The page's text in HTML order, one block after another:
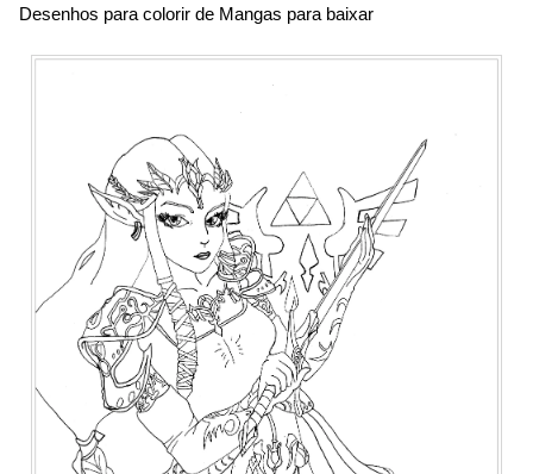
Desenhos para colorir de Mangas para baixar